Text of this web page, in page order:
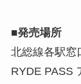
■発売場所
北総線各駅窓
RYDE PASS